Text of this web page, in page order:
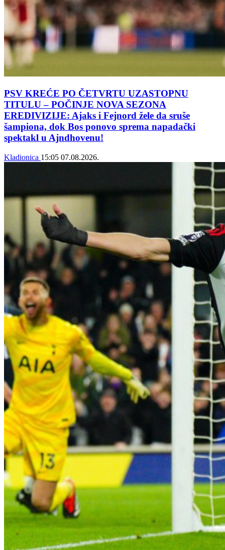
PSV KREĆE PO ČETVRTU UZASTOPNU
TITULU – POČINJE NOVA SEZONA
EREDIVIZIJE: Ajaks i Fejnord žele da sruše
šampiona, dok Bos ponovo sprema napadački
spektakl u Ajndhovenu!
Kladionica 15:05 07.08.2026.